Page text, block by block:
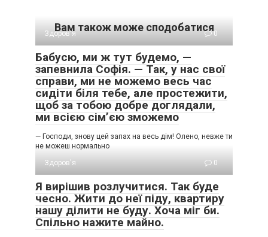
Вам також може сподобатися
Здоров'я 0
Бабусю, ми ж тут будемо, —
запевнила Софія. — Так, у нас свої
справи, ми не можемо весь час
сидіти біля тебе, але простежити,
щоб за тобою добре доглядали,
ми всією сім’єю зможемо
— Господи, знову цей запах на весь дім! Олено, невже ти
не можеш нормально
Здоров'я
0
Я вирішив розлучитися. Так буде
чесно. Жити до неї піду, квартиру
нашу ділити не буду. Хоча міг би.
Спільно нажите майно.